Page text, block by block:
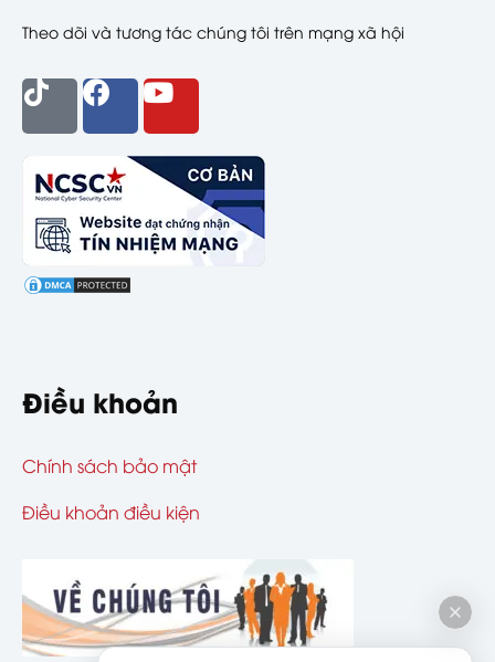
Theo dõi và tương tác chúng tôi trên mạng xã hội
Điều khoản
Chính sách bảo mật
Điều khoản điều kiện